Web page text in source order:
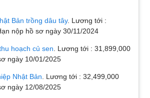
Bản trồng dâu tây. Lương tới :
nộp hồ sơ ngày 30/11/2024
hoạch củ sen. Lương tới : 31,899,000
ngày 10/01/2025
Nhật Bản. Lương tới : 32,499,000
ngày 12/08/2025